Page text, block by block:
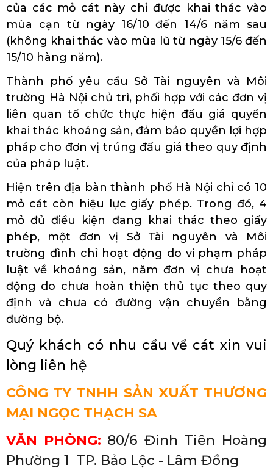
của các mỏ cát này chỉ được khai thác vào
mùa cạn từ ngày 16/10 đến 14/6 năm sau
(không khai thác vào mùa lũ từ ngày 15/6 đến
15/10 hàng năm).
Thành phố yêu cầu Sở Tài nguyên và Môi
trường Hà Nội chủ trì, phối hợp với các đơn vị
liên quan tổ chức thực hiện đấu giá quyền
khai thác khoáng sản, đảm bảo quyền lợi hợp
pháp cho đơn vị trúng đấu giá theo quy định
của pháp luật.
Hiện trên địa bàn thành phố Hà Nội chỉ có 10
mỏ cát còn hiệu lực giấy phép. Trong đó, 4
mỏ đủ điều kiện đang khai thác theo giấy
phép, một đơn vị Sở Tài nguyên và Môi
trường đình chỉ hoạt động do vi phạm pháp
luật về khoáng sản, năm đơn vị chưa hoạt
động do chưa hoàn thiện thủ tục theo quy
định và chưa có đường vận chuyển bằng
đường bộ.
Quý khách có nhu cầu về cát xin vui
lòng liên hệ
CÔNG TY TNHH SẢN XUẤT THƯƠNG
MẠI NGỌC THẠCH SA
VĂN PHÒNG: 80/6 Đinh Tiên Hoàng
Phường 1 TP. Bảo Lộc - Lâm Đồng